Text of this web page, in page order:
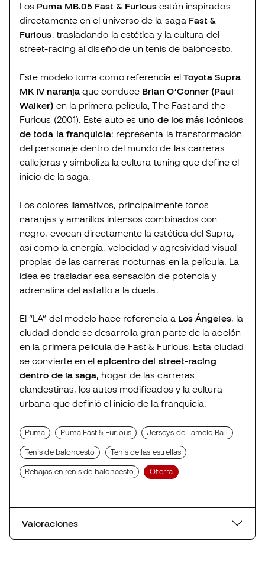
Los Puma MB.05 Fast & Furious están inspirados
directamente en el universo de la saga Fast &
Furious, trasladando la estética y la cultura del
street-racing al diseño de un tenis de baloncesto.
Este modelo toma como referencia el Toyota Supra
MK IV naranja que conduce Brian O’Conner (Paul
Walker) en la primera película, The Fast and the
Furious (2001). Este auto es uno de los más icónicos
de toda la franquicia: representa la transformación
del personaje dentro del mundo de las carreras
callejeras y simboliza la cultura tuning que define el
inicio de la saga.
Los colores llamativos, principalmente tonos
naranjas y amarillos intensos combinados con
negro, evocan directamente la estética del Supra,
así como la energía, velocidad y agresividad visual
propias de las carreras nocturnas en la película. La
idea es trasladar esa sensación de potencia y
adrenalina del asfalto a la duela.
El “LA” del modelo hace referencia a Los Ángeles, la
ciudad donde se desarrolla gran parte de la acción
en la primera película de Fast & Furious. Esta ciudad
se convierte en elepicentro del street-racing
dentro de la saga, hogar de las carreras
clandestinas, los autos modificados y la cultura
urbana que definió el inicio de la franquicia.
Puma Puma Fast & Furious Jerseys de Lamelo Ball
Tenis de baloncesto Tenis de las estrellas
Rebajas en tenis de baloncesto Oferta
Valoraciones